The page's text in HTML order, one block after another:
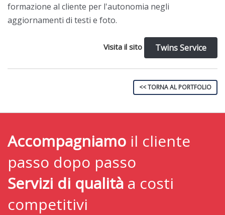
formazione al cliente per l'autonomia negli
aggiornamenti di testi e foto.
Visita il sito Twins Service
<< TORNA AL PORTFOLIO
Accompagniamo il cliente
passo dopo passo
Servizi di qualità a costi
competitivi